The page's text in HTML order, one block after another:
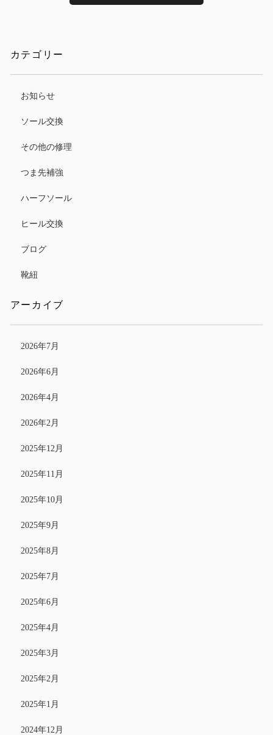
カテゴリー
お知らせ
ソール交換
その他の修理
つま先補強
ハーフソール
ヒール交換
ブログ
靴紐
アーカイブ
2026年7月
2026年6月
2026年4月
2026年2月
2025年12月
2025年11月
2025年10月
2025年9月
2025年8月
2025年7月
2025年6月
2025年4月
2025年3月
2025年2月
2025年1月
2024年12月